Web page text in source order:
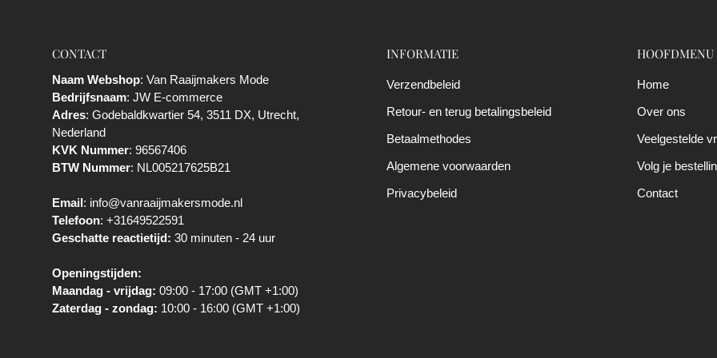
CONTACT
Naam Webshop: Van Raaijmakers Mode
Bedrijfsnaam: JW E-commerce
Adres: Godebaldkwartier 54, 3511 DX, Utrecht,
Nederland
KVK Nummer: 96567406
BTW Nummer: NL005217625B21
Email : info@vanraaijmakersmode.nl
Telefoon: +31649522591
Geschatte reactietijd: 30 minuten - 24 uur
Openingstijden:
Maandag - vrijdag: 09:00 - 17:00 (GMT +1:00)
Zaterdag - zondag: 10:00 - 16:00 (GMT +1:00)
INFORMATIE
Verzendbeleid
Retour- en terug betalingsbeleid
Betaalmethodes
Algemene voorwaarden
Privacybeleid
HOOFDMENU
Home
Over ons
Veelgestelde
Volg je
Contact